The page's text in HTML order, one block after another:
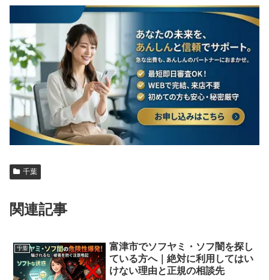
千葉
関連記事
千葉
富津市でソフヤミ・ソフ闇を探し
ている方へ｜絶対に利用してはい
けない理由と正規の相談先